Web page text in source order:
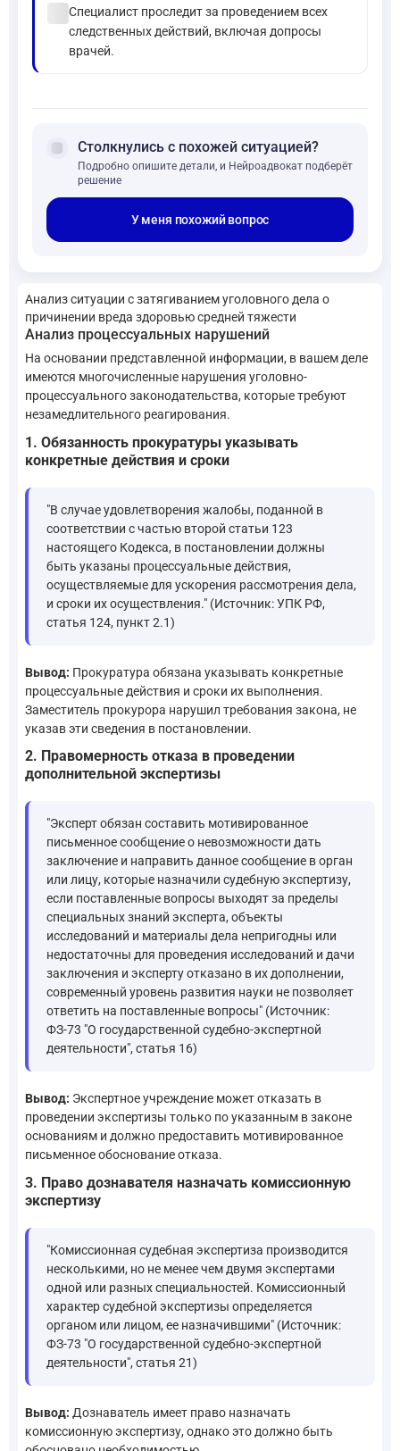
Специалист проследит за проведением всех
следственных действий, включая допросы
врачей.
forum Столкнулись с похожей ситуацией?
Подробно опишите детали, и Нейроадвокат подберёт
решение
У меня похожий вопрос
Анализ ситуации с затягиванием уголовного дела о
причинении вреда здоровью средней тяжести
Анализ процессуальных нарушений
На основании представленной информации, в вашем деле
имеются многочисленные нарушения уголовно-
процессуального законодательства, которые требуют
незамедлительного реагирования.
1. Обязанность прокуратуры указывать
конкретные действия и сроки
"В случае удовлетворения жалобы, поданной в
соответствии с частью второй статьи 123
настоящего Кодекса, в постановлении должны
быть указаны процессуальные действия,
осуществляемые для ускорения рассмотрения дела,
и сроки их осуществления." (Источник: УПК РФ,
статья 124, пункт 2.1)
Вывод: Прокуратура обязана указывать конкретные
процессуальные действия и сроки их выполнения.
Заместитель прокурора нарушил требования закона, не
указав эти сведения в постановлении.
2. Правомерность отказа в проведении
дополнительной экспертизы
"Эксперт обязан составить мотивированное
письменное сообщение о невозможности дать
заключение и направить данное сообщение в орган
или лицу, которые назначили судебную экспертизу,
если поставленные вопросы выходят за пределы
специальных знаний эксперта, объекты
исследований и материалы дела непригодны или
недостаточны для проведения исследований и дачи
заключения и эксперту отказано в их дополнении,
современный уровень развития науки не позволяет
ответить на поставленные вопросы" (Источник:
ФЗ-73 "О государственной судебно-экспертной
деятельности", статья 16)
Вывод: Экспертное учреждение может отказать в
проведении экспертизы только по указанным в законе
основаниям и должно предоставить мотивированное
письменное обоснование отказа.
3. Право дознавателя назначать комиссионную
экспертизу
"Комиссионная судебная экспертиза производится
несколькими, но не менее чем двумя экспертами
одной или разных специальностей. Комиссионный
характер судебной экспертизы определяется
органом или лицом, ее назначившими" (Источник:
ФЗ-73 "О государственной судебно-экспертной
деятельности", статья 21)
Вывод: Дознаватель имеет право назначать
комиссионную экспертизу, однако это должно быть